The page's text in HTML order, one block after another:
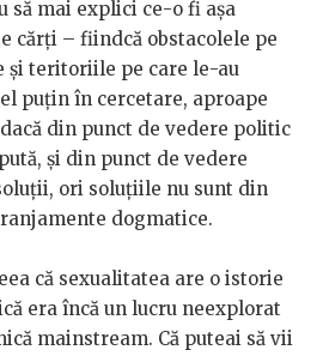
să mai explici ce-o fi așa
cărți – fiindcă obstacolele pe
și teritoriile pe care le-au
puțin în cercetare, aproape
din punct de vedere politic
și din punct de vedere
ori soluțiile nu sunt din
dogmatice.
că sexualitatea are o istorie
era încă un lucru neexplorat
mainstream. Că puteai să vii